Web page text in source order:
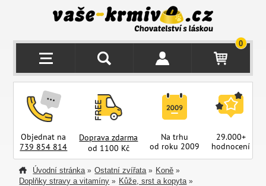
0
Objednat na
739 854 814
Doprava zdarma
od 1100 Kč
Na trhu
od roku 2009
29.000+
hodnocení
Úvodní stránka » Ostatní zvířata » Koně »
Doplňky stravy a vitamíny » Kůže, srst a kopyta »